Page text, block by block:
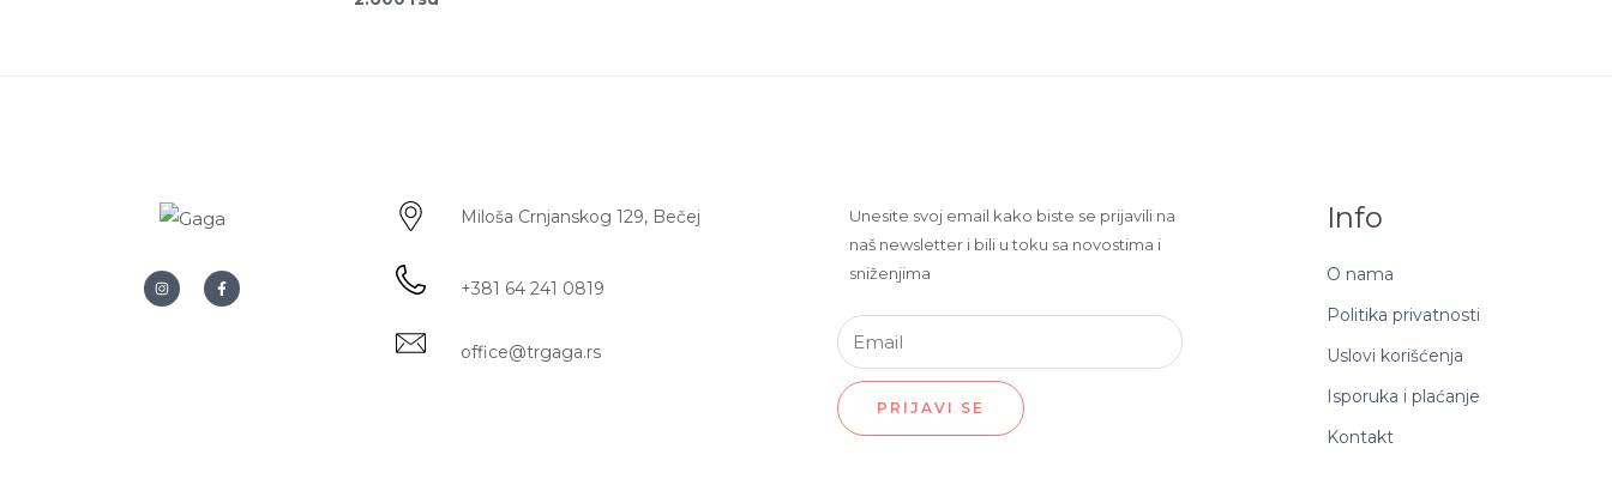
Miloša Crnjanskog 129, Bečej
+381 64 241 0819
office@trgaga.rs
Unesite svoj email kako biste se prijavili na
naš newsletter i bili u toku sa novostima i
sniženjima
PRIJAVI SE
Info
O nama
Politika privatnosti
Uslovi korišćenja
Isporuka i plaćanje
Kontakt